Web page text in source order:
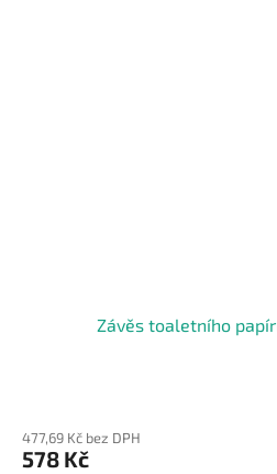
Závěs toaletního
477,69 Kč bez DPH
578 Kč